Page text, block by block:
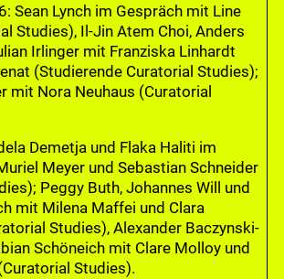
Sean Lynch im Gespräch mit Line
Studies), Il-Jin Atem Choi, Anders
Irlinger mit Franziska Linhardt
(Studierende Curatorial Studies);
mit Nora Neuhaus (Curatorial
Demetja und Flaka Haliti im
Meyer und Sebastian Schneider
Peggy Buth, Johannes Will und
mit Milena Maffei und Clara
Studies), Alexander Baczynski-
Schöneich mit Clare Molloy und
Studies).